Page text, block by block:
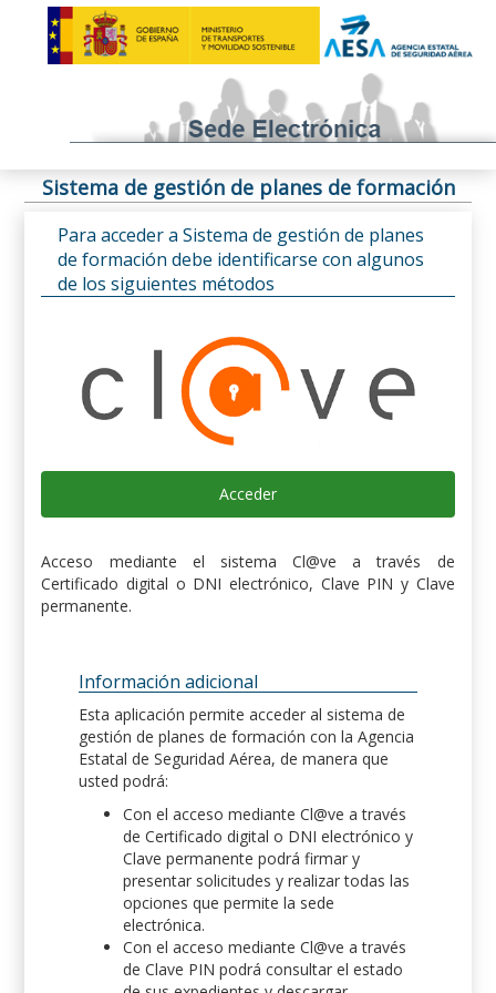
Sistema de gestión de planes de formación
Para acceder a Sistema de gestión de planes
de formación debe identificarse con algunos
de los siguientes métodos
Acceder
Acceso mediante el sistema Cl@ve a través de
Certificado digital o DNI electrónico, Clave PIN y Clave
permanente.
Información adicional
Esta aplicación permite acceder al sistema de
gestión de planes de formación con la Agencia
Estatal de Seguridad Aérea, de manera que
usted podrá:
Con el acceso mediante Cl@ve a través
de Certificado digital o DNI electrónico y
Clave permanente podrá firmar y
presentar solicitudes y realizar todas las
opciones que permite la sede
electrónica.
Con el acceso mediante Cl@ve a través
de Clave PIN podrá consultar el estado